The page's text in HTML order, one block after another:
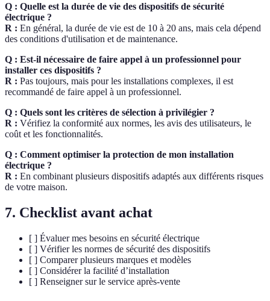
Q : Quelle est la durée de vie des dispositifs de sécurité
électrique ?
R : En général, la durée de vie est de 10 à 20 ans, mais cela dépend
des conditions d'utilisation et de maintenance.
Q : Est-il nécessaire de faire appel à un professionnel pour
installer ces dispositifs ?
R : Pas toujours, mais pour les installations complexes, il est
recommandé de faire appel à un professionnel.
Q : Quels sont les critères de sélection à privilégier ?
R : Vérifiez la conformité aux normes, les avis des utilisateurs, le
coût et les fonctionnalités.
Q : Comment optimiser la protection de mon installation
électrique ?
R : En combinant plusieurs dispositifs adaptés aux différents risques
de votre maison.
7. Checklist avant achat
[ ] Évaluer mes besoins en sécurité électrique
[ ] Vérifier les normes de sécurité des dispositifs
[ ] Comparer plusieurs marques et modèles
[ ] Considérer la facilité d’installation
[ ] Renseigner sur le service après-vente